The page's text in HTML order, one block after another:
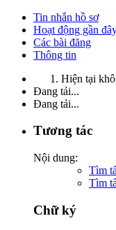
Tin nhắn hồ sơ
Hoạt động gần
Các bài đăng
Thông tin
Hiện tại
Đang tải...
Đang tải...
Tương tác
Nội dung:
Tìm
Tìm
Chữ ký